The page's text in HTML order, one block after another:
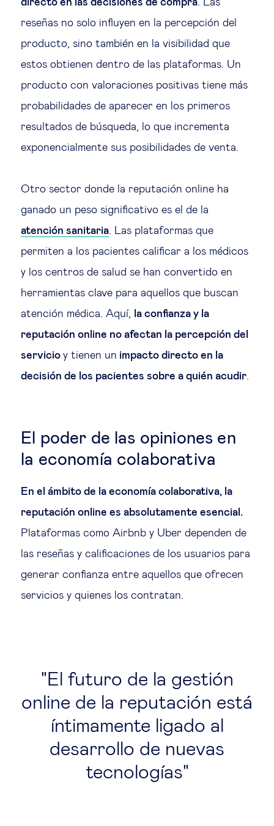
directo en las decisiones de compra. Las
reseñas no solo influyen en la percepción del
producto, sino también en la visibilidad que
estos obtienen dentro de las plataformas. Un
producto con valoraciones positivas tiene más
probabilidades de aparecer en los primeros
resultados de búsqueda, lo que incrementa
exponencialmente sus posibilidades de venta.
Otro sector donde la reputación online ha
ganado un peso significativo es el de la
atención sanitaria. Las plataformas que
permiten a los pacientes calificar a los médicos
y los centros de salud se han convertido en
herramientas clave para aquellos que buscan
atención médica. Aquí, la confianza y la
reputación online no afectan la percepción del
servicio y tienen un impacto directo en la
decisión de los pacientes sobre a quién acudir.
El poder de las opiniones en
la economía colaborativa
En el ámbito de la economía colaborativa, la
reputación online es absolutamente esencial.
Plataformas como Airbnb y Uber dependen de
las reseñas y calificaciones de los usuarios para
generar confianza entre aquellos que ofrecen
servicios y quienes los contratan.
El futuro de la gestión
online de la reputación está
íntimamente ligado al
desarrollo de nuevas
tecnologías